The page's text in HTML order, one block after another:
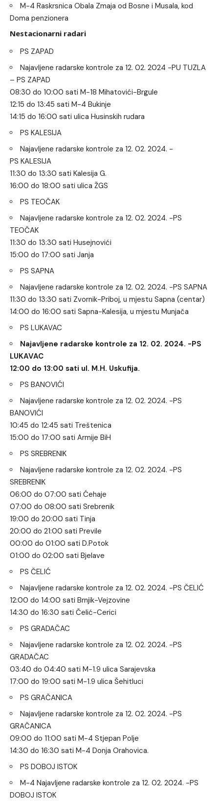
M-4 Raskrsnica Obala Zmaja od Bosne i Musala, kod
Doma penzionera
Nestacionarni radari
PS ZAPAD
Najavljene radarske kontrole za 12. 02. 2024 -PU TUZLA
– PS ZAPAD
08:30 do 10:00 sati M-18 Mihatovići-Brgule
12:15 do 13:45 sati M-4 Bukinje
14:15 do 16:00 sati ulica Husinskih rudara
PS KALESIJA
Najavljene radarske kontrole za 12. 02. 2024. -
PS KALESIJA
11:30 do 13:30 sati Kalesija G.
16:00 do 18:00 sati ulica ŽGS
PS TEOČAK
Najavljene radarske kontrole za 12. 02. 2024. -PS
TEOČAK
11:30 do 13:30 sati Husejnovići
15:00 do 17:00 sati Janja
PS SAPNA
Najavljene radarske kontrole za 12. 02. 2024. -PS SAPNA
11:30 do 13:30 sati Zvornik-Priboj, u mjestu Sapna (centar)
14:00 do 16:00 sati Sapna-Kalesija, u mjestu Munjača
PS LUKAVAC
Najavljene radarske kontrole za 12. 02. 2024. -PS
LUKAVAC
12:00 do 13:00 sati ul. M.H. Uskufija.
PS BANOVIĆI
Najavljene radarske kontrole za 12. 02. 2024. -PS
BANOVIĆI
10:45 do 12:45 sati Treštenica
15:00 do 17:00 sati Armije BiH
PS SREBRENIK
Najavljene radarske kontrole za 12. 02. 2024. -PS
SREBRENIK
06:00 do 07:00 sati Ćehaje
07:00 do 08:00 sati Srebrenik
19:00 do 20:00 sati Tinja
20:00 do 21:00 sati Previle
00:00 do 01:00 sati D.Potok
01:00 do 02:00 sati Bjelave
PS ČELIĆ
Najavljene radarske kontrole za 12. 02. 2024. -PS ČELIĆ
12:00 do 14:00 sati Brnjik-Vejzovine
14:30 do 16:30 sati Čelić-Cerici
PS GRADAČAC
Najavljene radarske kontrole za 12. 02. 2024. -PS
GRADAČAC
03:40 do 04:40 sati M-1.9 ulica Sarajevska
17:00 do 19:00 sati M-1.9 ulica Šehitluci
PS GRAČANICA
Najavljene radarske kontrole za 12. 02. 2024. -PS
GRAČANICA
09:00 do 11:00 sati M-4 Stjepan Polje
14:30 do 16:30 sati M-4 Donja Orahovica.
PS DOBOJ ISTOK
M-4 Najavljene radarske kontrole za 12. 02. 2024. -PS
DOBOJ ISTOK